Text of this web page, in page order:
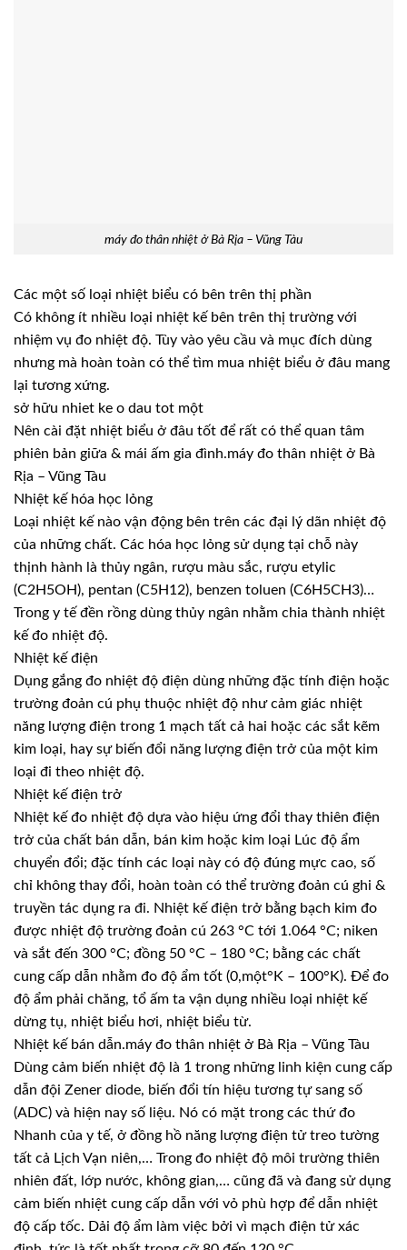
máy đo thân nhiệt ở Bà Rịa – Vũng Tàu
Các một số loại nhiệt biểu có bên trên thị phần
Có không ít nhiều loại nhiệt kế bên trên thị trường với
nhiệm vụ đo nhiệt độ. Tùy vào yêu cầu và mục đích dùng
nhưng mà hoàn toàn có thể tìm mua nhiệt biểu ở đâu mang
lại tương xứng.
sở hữu nhiet ke o dau tot một
Nên cài đặt nhiệt biểu ở đâu tốt để rất có thể quan tâm
phiên bản giữa & mái ấm gia đình.máy đo thân nhiệt ở Bà
Rịa – Vũng Tàu
Nhiệt kế hóa học lỏng
Loại nhiệt kế nào vận động bên trên các đại lý dãn nhiệt độ
của những chất. Các hóa học lỏng sử dụng tại chỗ này
thịnh hành là thủy ngân, rượu màu sắc, rượu etylic
(C2H5OH), pentan (C5H12), benzen toluen (C6H5CH3)…
Trong y tế đền rồng dùng thủy ngân nhằm chia thành nhiệt
kế đo nhiệt độ.
Nhiệt kế điện
Dụng gắng đo nhiệt độ điện dùng những đặc tính điện hoặc
trường đoản cú phụ thuộc nhiệt độ như cảm giác nhiệt
năng lượng điện trong 1 mạch tất cả hai hoặc các sắt kẽm
kim loại, hay sự biến đổi năng lượng điện trở của một kim
loại đi theo nhiệt độ.
Nhiệt kế điện trở
Nhiệt kế đo nhiệt độ dựa vào hiệu ứng đổi thay thiên điện
trở của chất bán dẫn, bán kim hoặc kim loại Lúc độ ẩm
chuyển đổi; đặc tính các loại này có độ đúng mực cao, số
chỉ không thay đổi, hoàn toàn có thể trường đoản cú ghi &
truyền tác dụng ra đi. Nhiệt kế điện trở bằng bạch kim đo
được nhiệt độ trường đoản cú 263 °C tới 1.064 °C; niken
và sắt đến 300 °C; đồng 50 °C – 180 °C; bằng các chất
cung cấp dẫn nhằm đo độ ẩm tốt (0,một°K – 100°K). Để đo
độ ẩm phải chăng, tổ ấm ta vận dụng nhiều loại nhiệt kế
dừng tụ, nhiệt biểu hơi, nhiệt biểu từ.
Nhiệt kế bán dẫn.máy đo thân nhiệt ở Bà Rịa – Vũng Tàu
Dùng cảm biến nhiệt độ là 1 trong những linh kiện cung cấp
dẫn đội Zener diode, biến đổi tín hiệu tương tự sang số
(ADC) và hiện nay số liệu. Nó có mặt trong các thứ đo
Nhanh của y tế, ở đồng hồ năng lượng điện tử treo tường
tất cả Lịch Vạn niên,… Trong đo nhiệt độ môi trường thiên
nhiên đất, lớp nước, không gian,… cũng đã và đang sử dụng
cảm biến nhiệt cung cấp dẫn với vỏ phù hợp để dẫn nhiệt
độ cấp tốc. Dải độ ẩm làm việc bởi vì mạch điện tử xác